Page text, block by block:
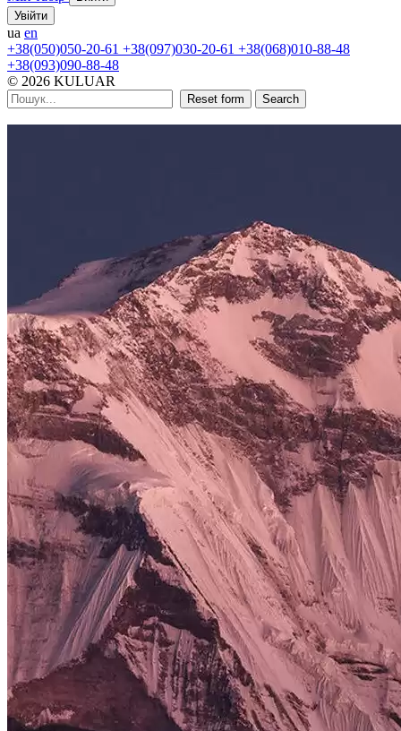
Увійти
ua en
+38(050)050-20-61 +38(097)030-20-61 +38(068)010-88-48
+38(093)090-88-48
© 2026 KULUAR
Reset form Search